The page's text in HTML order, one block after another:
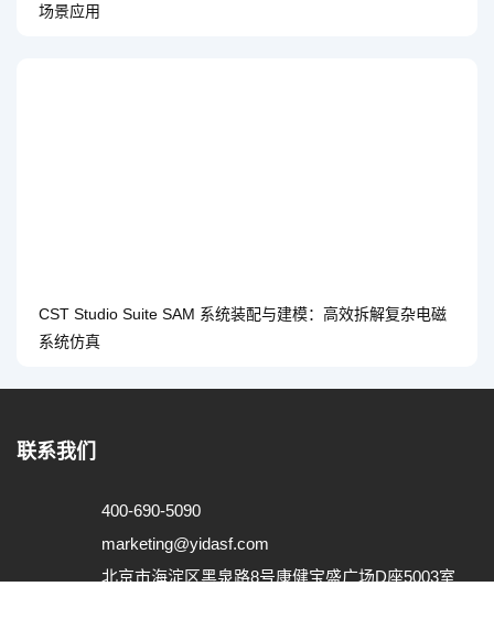
场景应用
CST Studio Suite SAM 系统装配与建模：高效拆解复杂电磁
系统仿真
联系我们
400-690-5090
marketing@yidasf.com
北京市海淀区黑泉路8号康健宝盛广场D座5003室